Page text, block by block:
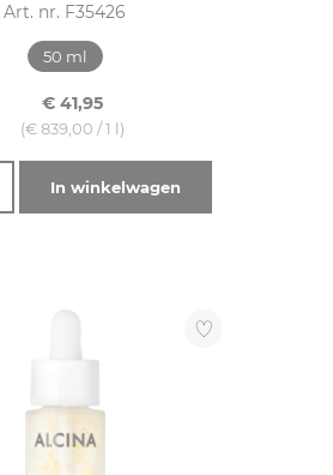
Art. nr. F35426
50 ml
€ 41,95
(€ 839,00 / 1 l)
In winkelwagen